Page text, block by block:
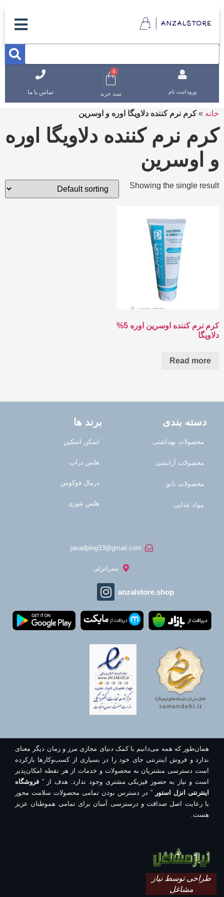
ورود/ثبت نام
0
سبد خرید تماس با ما
خانه »کرم نرم کننده دلاویگا اوره و اوسرین
کرم نرم کننده دلاویگا اوره
و اوسرین
Showing the single result
کرم نرم کننده اوسرین اوره 5%
دلاویگا
Read more
دسته بندی
محصولات بهداشتی
محصولات آرایشی
محصولات نانو
مواد غذایی
برند ها
اسکن اسکین
هلس دراپ
درمال فوکوس
هلس تئوری
javadping33@gmail.com
بندرانزلی
anzalstore.shop
همان‌طور که همه می‌دانیم با کمک دنیای مجازی مرز و زمان دیگر معنای
ندارد و فروش اینترنتی جای خود را در بسیاری از کسب‌وکارها بازکرده
است دسترسی مشتریان به محصولات و خدمات از هر نقطه امکان‌پذیر
است و نیاز به حضور فیزیکی مشتری وجود ندارد. هدف از “ فروشگاه
اینترنتی انزل استور ” در دسترس بودن تمامی محصولات سلامت محور
با رعایت اصل صداقت و درسترسی آسان برای تمامی هموطنان عزیز
هست.
طراحی توسط نیاز
مشاغل